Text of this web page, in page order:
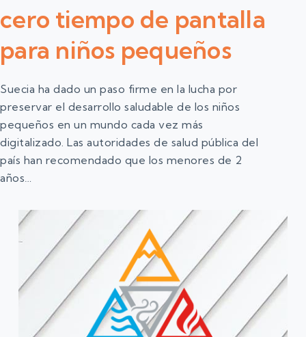
cero tiempo de pantalla
para niños pequeños
Suecia ha dado un paso firme en la lucha por
preservar el desarrollo saludable de los niños
pequeños en un mundo cada vez más
digitalizado. Las autoridades de salud pública del
país han recomendado que los menores de 2
años…